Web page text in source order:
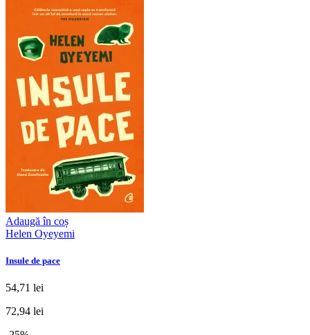
Adaugă în coș
Helen Oyeyemi
Insule de pace
54,71 lei
72,94 lei